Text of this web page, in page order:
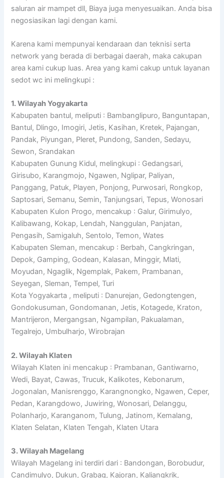
saluran air mampet dll, Biaya juga menyesuaikan. Anda bisa
negosiasikan lagi dengan kami.
Karena kami mempunyai kendaraan dan teknisi serta
network yang berada di berbagai daerah, maka cakupan
area kami cukup luas. Area yang kami cakup untuk layanan
sedot wc ini melingkupi :
1. Wilayah Yogyakarta
Kabupaten bantul, meliputi : Bambanglipuro, Banguntapan,
Bantul, Dlingo, Imogiri, Jetis, Kasihan, Kretek, Pajangan,
Pandak, Piyungan, Pleret, Pundong, Sanden, Sedayu,
Sewon, Srandakan
Kabupaten Gunung Kidul, melingkupi : Gedangsari,
Girisubo, Karangmojo, Ngawen, Nglipar, Paliyan,
Panggang, Patuk, Playen, Ponjong, Purwosari, Rongkop,
Saptosari, Semanu, Semin, Tanjungsari, Tepus, Wonosari
Kabupaten Kulon Progo, mencakup : Galur, Girimulyo,
Kalibawang, Kokap, Lendah, Nanggulan, Panjatan,
Pengasih, Samigaluh, Sentolo, Temon, Wates
Kabupaten Sleman, mencakup : Berbah, Cangkringan,
Depok, Gamping, Godean, Kalasan, Minggir, Mlati,
Moyudan, Ngaglik, Ngemplak, Pakem, Prambanan,
Seyegan, Sleman, Tempel, Turi
Kota Yogyakarta , meliputi : Danurejan, Gedongtengen,
Gondokusuman, Gondomanan, Jetis, Kotagede, Kraton,
Mantrijeron, Mergangsan, Ngampilan, Pakualaman,
Tegalrejo, Umbulharjo, Wirobrajan
2. Wilayah Klaten
Wilayah Klaten ini mencakup : Prambanan, Gantiwarno,
Wedi, Bayat, Cawas, Trucuk, Kalikotes, Kebonarum,
Jogonalan, Manisrenggo, Karangnongko, Ngawen, Ceper,
Pedan, Karangdowo, Juwiring, Wonosari, Delanggu,
Polanharjo, Karanganom, Tulung, Jatinom, Kemalang,
Klaten Selatan, Klaten Tengah, Klaten Utara
3. Wilayah Magelang
Wilayah Magelang ini terdiri dari : Bandongan, Borobudur,
Candimulyo, Dukun, Grabag, Kajoran, Kaliangkrik,